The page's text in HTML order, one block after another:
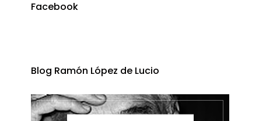
Facebook
Blog Ramón López de Lucio